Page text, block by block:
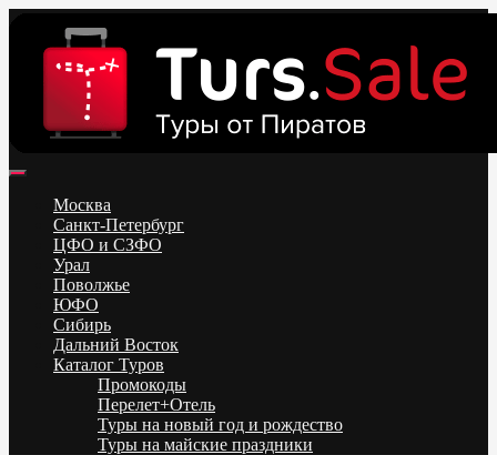
content
Низкие цены на путевки 3-7-10 ночей все включено, отдых на
море. Распродажа экскурсионных и горнолыжных туров.
Обновление каждый день. Официальный сайт Тур Сейл
Москва
Санкт-Петербург
ЦФО и СЗФО
Урал
Поволжье
ЮФО
Сибирь
Дальний Восток
Каталог Туров
Промокоды
Перелет+Отель
Туры на новый год и рождество
Туры на майские праздники